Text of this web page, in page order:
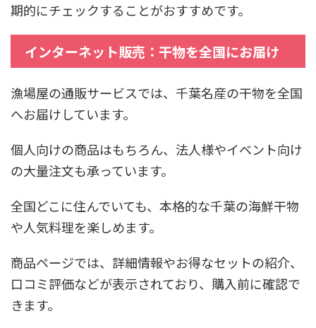
期的にチェックすることがおすすめです。
インターネット販売：干物を全国にお届け
漁場屋の通販サービスでは、千葉名産の干物を全国
へお届けしています。
個人向けの商品はもちろん、法人様やイベント向け
の大量注文も承っています。
全国どこに住んでいても、本格的な千葉の海鮮干物
や人気料理を楽しめます。
商品ページでは、詳細情報やお得なセットの紹介、
口コミ評価などが表示されており、購入前に確認で
きます。